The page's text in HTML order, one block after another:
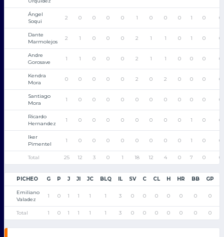
Ángel
Soqui
2 0 0 0 0 1 0 0 0 1 0 0
Dante
Marmolejos
2 1 0 0 0 2 1 1 0 1 0 0
Andre
Gorosave
1 1 0 0 0 2 1 1 0 0 0 0
Kendra
Mora
0 0 0 0 0 2 0 2 0 0 0 0
Santiago
Mora
1 0 0 0 0 0 0 0 0 0 0 0
Ricardo
Hernandez
1 0 0 0 0 0 0 0 0 1 0 0
Iker
Pimentel
1 0 0 0 0 0 0 0 0 1 0 0
Total 25 12 3 0 1 18 12 4 0 7 0 0
PICHEO G P J JI JC BLQ IL SV C CL H HR BB GP
Emiliano
Valadez
1 0 1 1 1 1 3 0 0 0 0 0 0 0
Total 1 0 1 1 1 1 3 0 0 0 0 0 0 0